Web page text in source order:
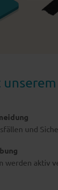
und
werden aktiv